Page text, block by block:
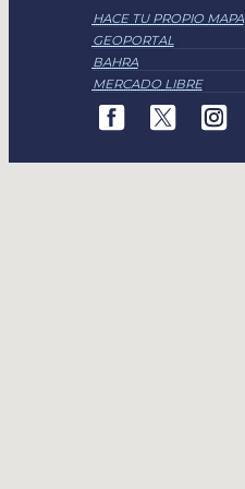
HACE TU PROPIO MAPA
GEOPORTAL
BAHRA
MERCADO LIBRE